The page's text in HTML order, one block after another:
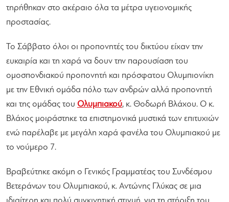
τηρήθηκαν στο ακέραιο όλα τα μέτρα υγειονομικής
προστασίας.
Το Σάββατο όλοι οι προπονητές του δικτύου είχαν την
ευκαιρία και τη χαρά να δουν την παρουσίαση του
ομοσπονδιακού προπονητή και πρόσφατου Ολυμπιονίκη
με την Εθνική ομάδα πόλο των ανδρών αλλά προπονητή
και της ομάδας του Ολυμπιακού, κ. Θοδωρή Βλάχου. Ο κ.
Βλάχος μοιράστηκε τα επιστημονικά μυστικά των επιτυχιών
ενώ παρέλαβε με μεγάλη χαρά φανέλα του Ολυμπιακού με
το νούμερο 7.
Βραβεύτηκε ακόμη ο Γενικός Γραμματέας του Συνδέσμου
Βετεράνων του Ολυμπιακού, κ. Αντώνης Γλύκας σε μια